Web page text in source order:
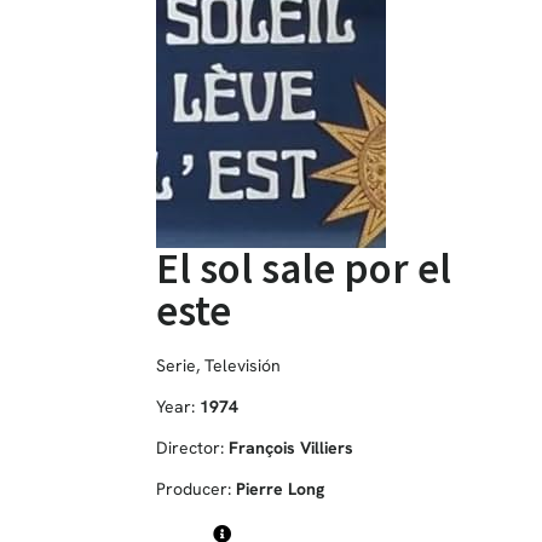
El sol sale por el
este
Serie, Televisión
Year: 1974
Director: François Villiers
Producer: Pierre Long